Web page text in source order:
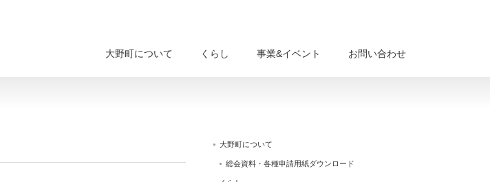
大野町について くらし 事業&イベント お問い合わせ
大野町について
総会資料・各種申請用紙ダウンロード